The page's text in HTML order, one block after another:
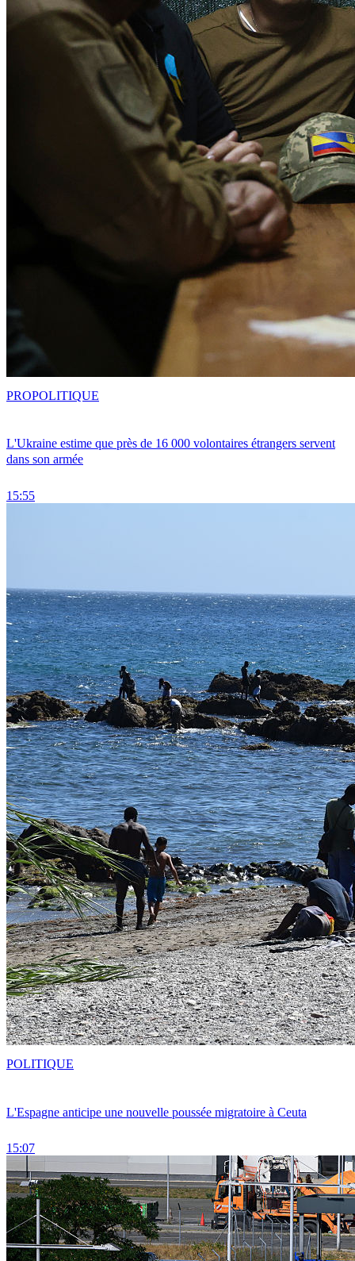
L'Ukraine estime que près de 16 000 volontaires étrangers servent
dans son armée
15:55
PROPOLITIQUE
L'Espagne anticipe une nouvelle poussée migratoire à Ceuta
15:07
POLITIQUE